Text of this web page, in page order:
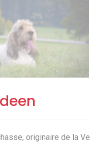
originaire de la